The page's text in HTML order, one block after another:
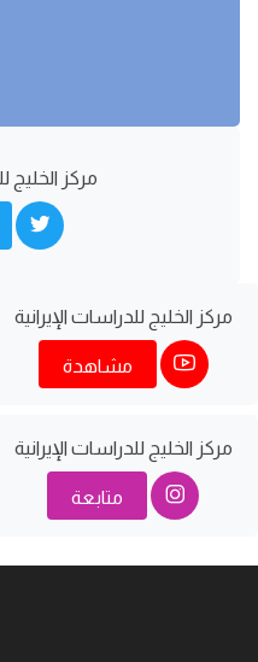
مركز الخليج
مركز الخليج للدراسات اﻹيرانية
مشاهدة
مركز الخليج للدراسات اﻹيرانية
متابعة